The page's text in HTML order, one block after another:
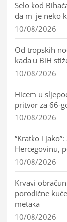
Selo kod
da mi je neko
10/08/2026
Od tropskih
kada u BiH
10/08/2026
Hicem u
pritvor za 66-
10/08/2026
“Kratko i
Hercegovinu,
10/08/2026
Krvavi
porodične
metaka
10/08/2026